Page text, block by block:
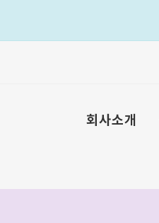
회사소개